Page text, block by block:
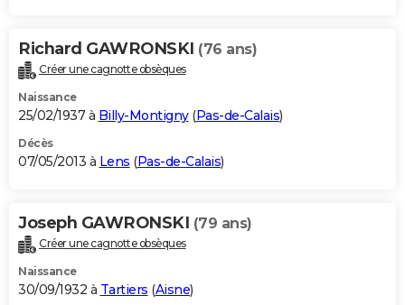
Richard GAWRONSKI (76 ans)
Créer une cagnotte obsèques
Naissance
25/02/1937 à Billy-Montigny(Pas-de-Calais)
Décès
07/05/2013 à Lens (Pas-de-Calais)
Joseph GAWRONSKI (79 ans)
Créer une cagnotte obsèques
Naissance
30/09/1932 à Tartiers (Aisne)